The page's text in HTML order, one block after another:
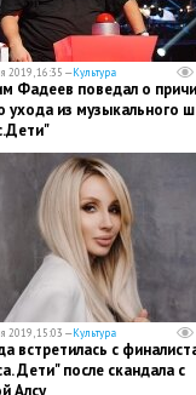
2019, 16:35 —Культура
Фадеев поведал о
ухода из музыкального
2019, 15:03 —Культура
встретилась с
Дети" после скандала с
Алсу